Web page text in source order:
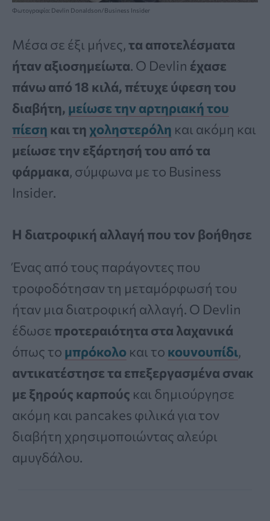
Φωτογραφία: Devlin Donaldson/Business Insider
Μέσα σε έξι μήνες,τα αποτελέσματα
ήταν αξιοσημείωτα. Ο Devlin έχασε
πάνω από 18 κιλά, πέτυχε ύφεση του
διαβήτη, μείωσε την αρτηριακή του
πίεση και τηχοληστερόλη και ακόμη και
μείωσε την εξάρτησή του από τα
φάρμακα, σύμφωνα με το Business
Insider.
Η διατροφική αλλαγή που τον βοήθησε
Ένας από τους παράγοντες που
τροφοδότησαν τη μεταμόρφωσή του
ήταν μια διατροφική αλλαγή. Ο Devlin
έδωσε προτεραιότητα στα λαχανικά
όπως το μπρόκολο και το κουνουπίδι,
αντικατέστησε τα επεξεργασμένα σνακ
με ξηρούς καρπούς και δημιούργησε
ακόμη και pancakes φιλικά για τον
διαβήτη χρησιμοποιώντας αλεύρι
αμυγδάλου.